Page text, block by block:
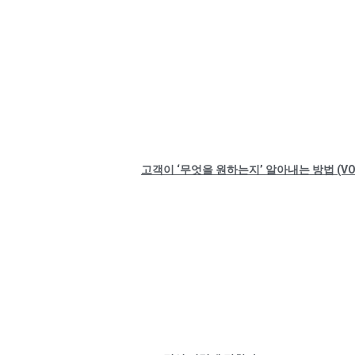
고객이 ‘무엇을 원하는지’ 알아내는 방법